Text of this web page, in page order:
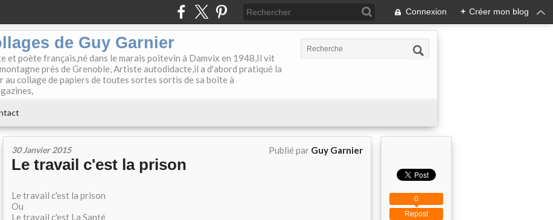
Connexion + Créer mon blog
de Guy Garnier
et poète français,né dans le marais poitevin à Damvix en 1948,Il vit
près de Grenoble, Artiste autodidacte,il a d'abord pratiqué la
au collage de papiers de toutes sortes sortis de sa boîte à
30 Janvier 2015 Publié par Guy Garnier
Le travail c'est la prison
Le travail c'est la prison
Ou
Le travail c'est La Santé
Repost
0